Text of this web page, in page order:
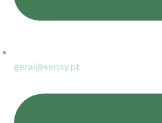
geral@sensy.pt